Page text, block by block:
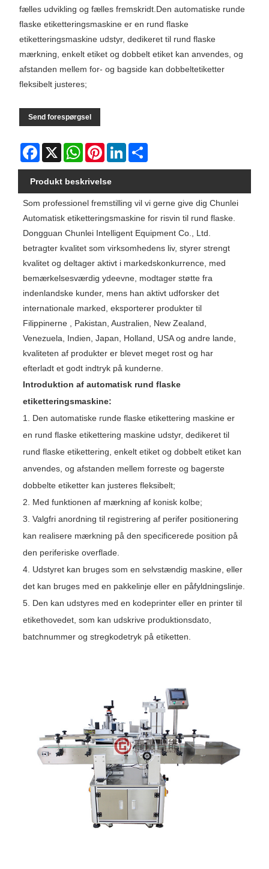
fælles udvikling og fælles fremskridt.Den automatiske runde
flaske etiketteringsmaskine er en rund flaske
etiketteringsmaskine udstyr, dedikeret til rund flaske
mærkning, enkelt etiket og dobbelt etiket kan anvendes, og
afstanden mellem for- og bagside kan dobbeltetiketter
fleksibelt justeres;
Send forespørgsel
Facebook
X WhatsAppPinterestLinkedIn
Produkt beskrivelse
Som professionel fremstilling vil vi gerne give dig Chunlei
Automatisk etiketteringsmaskine for risvin til rund flaske.
Dongguan Chunlei Intelligent Equipment Co., Ltd.
betragter kvalitet som virksomhedens liv, styrer strengt
kvalitet og deltager aktivt i markedskonkurrence, med
bemærkelsesværdig ydeevne, modtager støtte fra
indenlandske kunder, mens han aktivt udforsker det
internationale marked, eksporterer produkter til
Filippinerne , Pakistan, Australien, New Zealand,
Venezuela, Indien, Japan, Holland, USA og andre lande,
kvaliteten af ​​produkter er blevet meget rost og har
efterladt et godt indtryk på kunderne.
Introduktion af automatisk rund flaske
etiketteringsmaskine:
1. Den automatiske runde flaske etikettering maskine er
en rund flaske etikettering maskine udstyr, dedikeret til
rund flaske etikettering, enkelt etiket og dobbelt etiket kan
anvendes, og afstanden mellem forreste og bagerste
dobbelte etiketter kan justeres fleksibelt;
2. Med funktionen af ​​mærkning af konisk kolbe;
3. Valgfri anordning til registrering af perifer positionering
kan realisere mærkning på den specificerede position på
den periferiske overflade.
4. Udstyret kan bruges som en selvstændig maskine, eller
det kan bruges med en pakkelinje eller en påfyldningslinje.
5. Den kan udstyres med en kodeprinter eller en printer til
etikethovedet, som kan udskrive produktionsdato,
batchnummer og stregkodetryk på etiketten.